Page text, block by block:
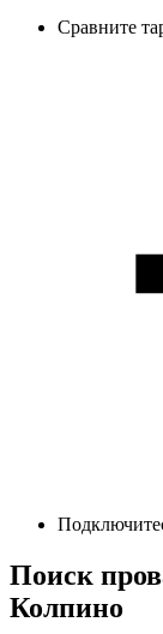
Сравните
Поиск
Колпино